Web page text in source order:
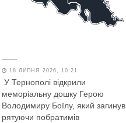
18 ЛИПНЯ 2026, 10:21
У Тернополі відкрили
меморіальну дошку Герою
Володимиру Боїлу, який загинув,
рятуючи побратимів